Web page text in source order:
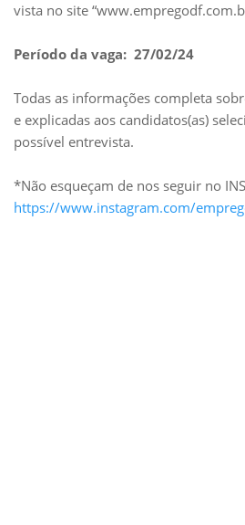
vista no site
Período da vaga: 27/02/24
Todas as informações completa
e explicadas aos candidatos(as)
possível entrevista.
*Não esqueçam de nos seguir no
https://www.instagram.com/